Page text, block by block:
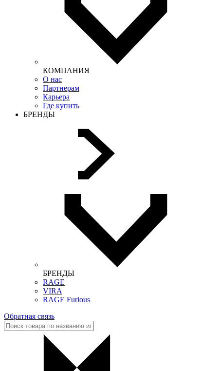
КОМПАНИЯ
О нас
Партнерам
Карьера
Где купить
БРЕНДЫ
БРЕНДЫ
RAGE
VIRA
RAGE Furious
Обратная связь